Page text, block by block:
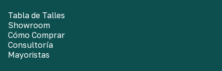
Tabla de Talles
Showroom
Cómo Comprar
Consultoría
Mayoristas